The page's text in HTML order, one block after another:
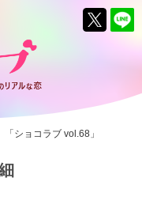
「ショコラブ vol.68」